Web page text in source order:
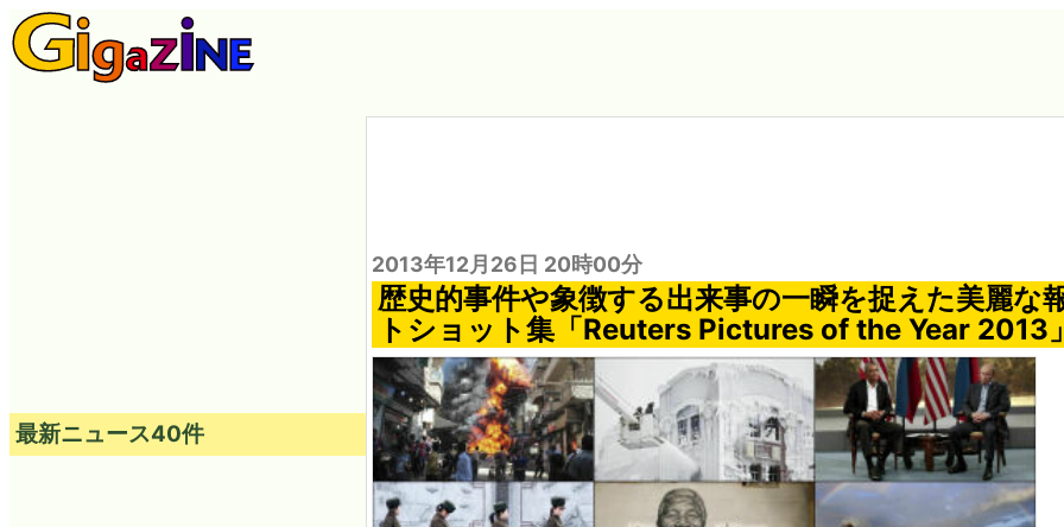
2013年12月26日 20時00分
歴史的事件や象徴する出来事の一瞬を捉えた美麗な
トショット集「Reuters Pictures of the Year 2013
最新ニュース40件